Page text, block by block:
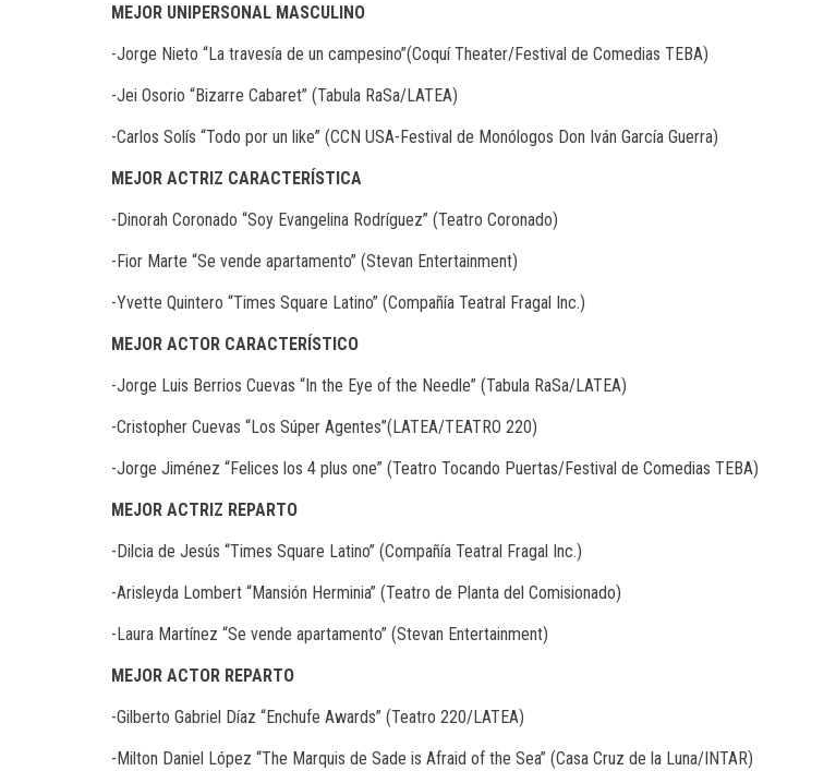
MEJOR UNIPERSONAL MASCULINO
-Jorge Nieto “La travesía de un campesino”(Coquí Theater/Festival de Comedias TEBA)
-Jei Osorio “Bizarre Cabaret” (Tabula RaSa/LATEA)
-Carlos Solís “Todo por un like” (CCN USA-Festival de Monólogos Don Iván García Guerra)
MEJOR ACTRIZ CARACTERÍSTICA
-Dinorah Coronado “Soy Evangelina Rodríguez” (Teatro Coronado)
-Fior Marte “Se vende apartamento” (Stevan Entertainment)
-Yvette Quintero “Times Square Latino” (Compañía Teatral Fragal Inc.)
MEJOR ACTOR CARACTERÍSTICO
-Jorge Luis Berrios Cuevas “In the Eye of the Needle” (Tabula RaSa/LATEA)
-Cristopher Cuevas “Los Súper Agentes”(LATEA/TEATRO 220)
-Jorge Jiménez “Felices los 4 plus one” (Teatro Tocando Puertas/Festival de Comedias TEBA)
MEJOR ACTRIZ REPARTO
-Dilcia de Jesús “Times Square Latino” (Compañía Teatral Fragal Inc.)
-Arisleyda Lombert “Mansión Herminia” (Teatro de Planta del Comisionado)
-Laura Martínez “Se vende apartamento” (Stevan Entertainment)
MEJOR ACTOR REPARTO
-Gilberto Gabriel Díaz “Enchufe Awards” (Teatro 220/LATEA)
-Milton Daniel López “The Marquis de Sade is Afraid of the Sea” (Casa Cruz de la Luna/INTAR)